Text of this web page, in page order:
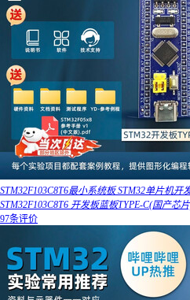
STM32F103C8T6最小系统板 STM32单片机
STM32F103C8T6 开发板蓝板TYPE-C(国产芯
97条评价